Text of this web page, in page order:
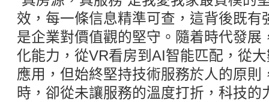
效，每一條信息精準可查，這背後既有
是企業對價值觀的堅守。隨着時代發展
化能力，從VR看房到AI智能匹配，從
應用，但始終堅持技術服務於人的原則
時，卻從未讓服務的溫度打折，科技的